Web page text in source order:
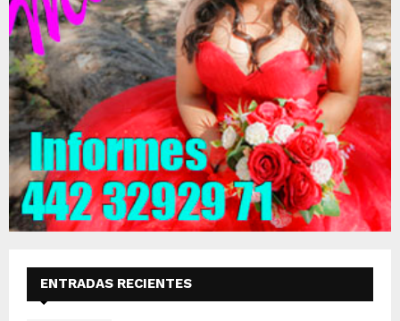
ENTRADAS RECIENTES